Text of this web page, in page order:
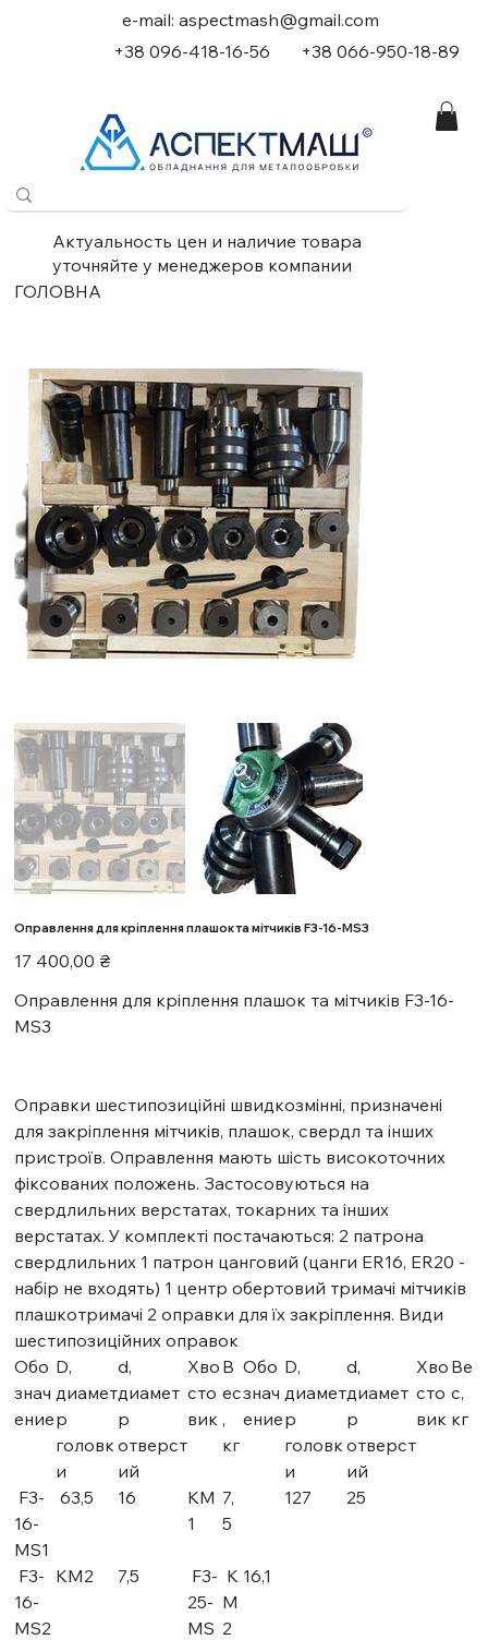
e-mail: aspectmash@gmail.com
+38 096-418-16-56 +38 066-950-18-89
Актуальность цен и наличие товара
уточняйте у менеджеров компании
ГОЛОВНА
Оправлення для кріплення плашок та мітчиків F3-16-MS3
Ціна
17 400,00 ₴
Оправлення для кріплення плашок та мітчиків F3-16-
MS3
Оправки шестипозиційні швидкозмінні, призначені
для закріплення мітчиків, плашок, свердл та інших
пристроїв. Оправлення мають шість високоточних
фіксованих положень. Застосовуються на
свердлильних верстатах, токарних та інших
верстатах. У комплекті постачаються: 2 патрона
свердлильних 1 патрон цанговий (цанги ER16, ER20 -
набір не входять) 1 центр обертовий тримачі мітчиків
плашкотримачі 2 оправки для їх закріплення. Види
шестипозиційних оправок
Обо
знач
ение
D,
диамет
р
головк
и
d,
диамет
р
отверст
ий
Хво
сто
вик
В
ес
,
кг
Обо
знач
ение
D,
диамет
р
головк
и
d,
диамет
р
отверст
ий
Хво
сто
вик
Ве
с,
кг
F3-
16-
MS1
63,5 16
КМ
1
7,
5
127 25
F3-
16-
MS2
КМ2 7,5
F3-
25-
MS
К
М
2
16,1